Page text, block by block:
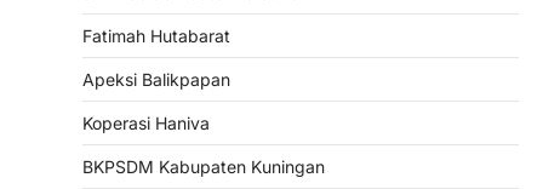
Fatimah Hutabarat
Apeksi Balikpapan
Koperasi Haniva
BKPSDM Kabupaten Kuningan